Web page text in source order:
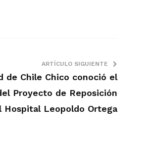
ARTÍCULO SIGUIENTE
de Chile Chico conoció el
Proyecto de Reposición
Hospital Leopoldo Ortega